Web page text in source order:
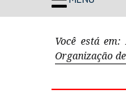
Você está em:
Organização